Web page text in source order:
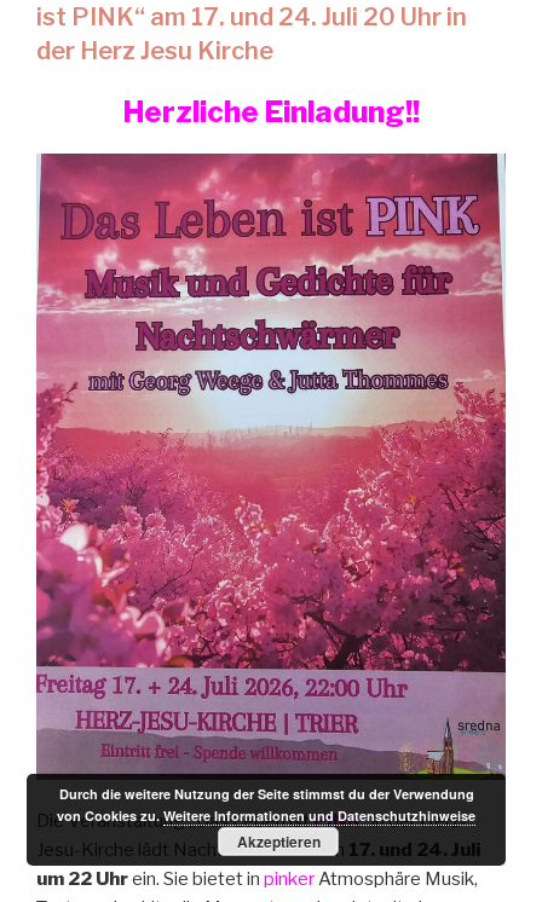
ist PINK“ am 17. und 24. Juli 20 Uhr in
der Herz Jesu Kirche
Herzliche Einladung!!
Die Veranstaltung „Das Leben istPINK“ in der Herz-
Jesu-Kirche lädt Nachtschwärmer am 17. und 24. Juli
um 22 Uhrein. Sie bietet in pinkerAtmosphäre Musik,
Durch die weitere Nutzung der Seite stimmst du der Verwendung
von Cookies zu.Weitere Informationen und Datenschutzhinweise
Akzeptieren